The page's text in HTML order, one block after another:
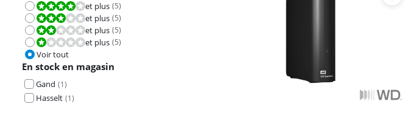
La note est 8,0 sur 10.
et plus (5)
La note est 6,0 sur 10.
et plus (5)
La note est 4,0 sur 10.
et plus (5)
La note est 2,0 sur 10.
et plus (5)
Voir tout
En stock en magasin
Gand (1)
Hasselt (1)